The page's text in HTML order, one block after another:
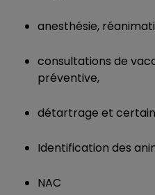
anesthésie,
consultations de
préventive,
détartrage et
Identification des
NAC